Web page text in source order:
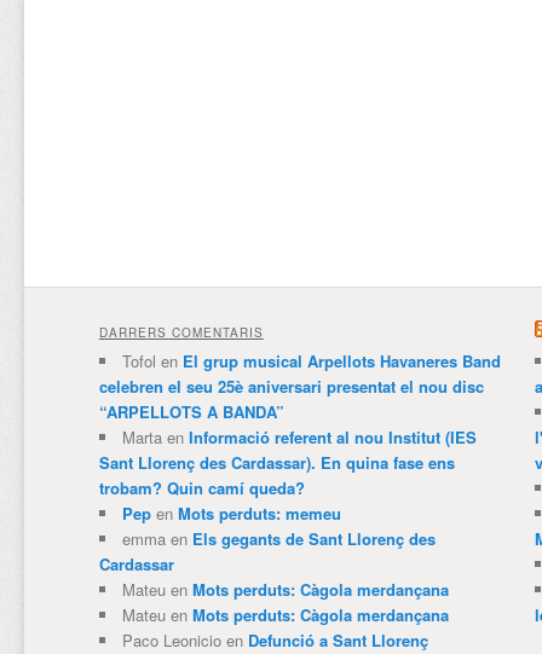
DARRERS COMENTARIS
Tofol en El grup musical Arpellots Havaneres Band
celebren el seu 25è aniversari presentat el nou disc
“ARPELLOTS A BANDA”
Martaen Informació referent al nou Institut (IES
Sant Llorenç des Cardassar). En quina fase ens
trobam? Quin camí queda?
Pepen Mots perduts: memeu
emmaen Els gegants de Sant Llorenç des
Cardassar
Mateuen Mots perduts: Càgola merdançana
Mateuen Mots perduts: Càgola merdançana
Paco Leonicioen Defunció a Sant Llorenç